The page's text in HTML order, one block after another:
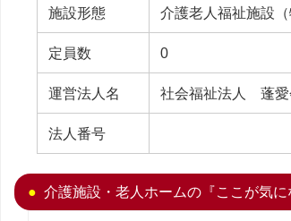
施設形態 介護老人福祉施設（
定員数 0
運営法人名 社会福祉法人 蓬愛
法人番号
介護施設・老人ホームの『ここが気